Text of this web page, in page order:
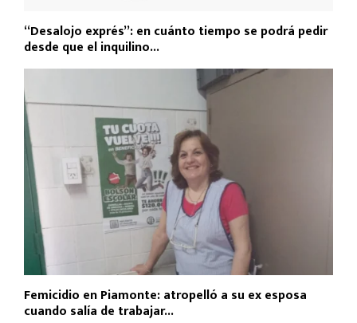
“Desalojo exprés”: en cuánto tiempo se podrá pedir
desde que el inquilino...
Femicidio en Piamonte: atropelló a su ex esposa
cuando salía de trabajar...